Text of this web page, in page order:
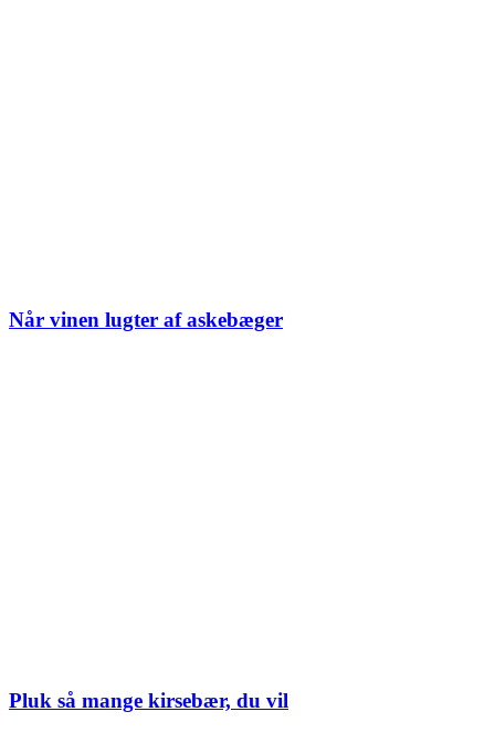
Når vinen lugter af askebæger
Pluk så mange kirsebær, du vil